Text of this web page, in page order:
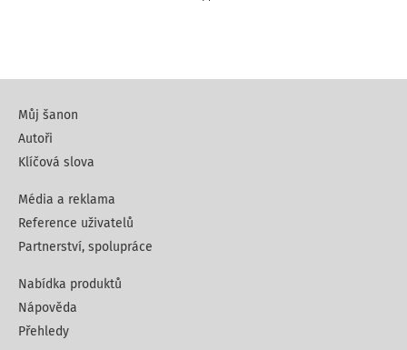
Můj šanon
Autoři
Klíčová slova
Média a reklama
Reference uživatelů
Partnerství, spolupráce
Nabídka produktů
Nápověda
Přehledy